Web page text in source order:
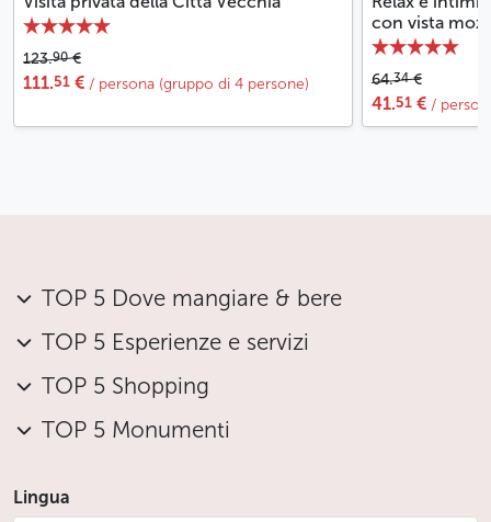
123.90€
111.51 € / persona (gruppo di 4 persone)
con vista
64.34€
41.51 € /
TOP 5 Dove mangiare & bere
TOP 5 Esperienze e servizi
TOP 5 Shopping
TOP 5 Monumenti
Lingua